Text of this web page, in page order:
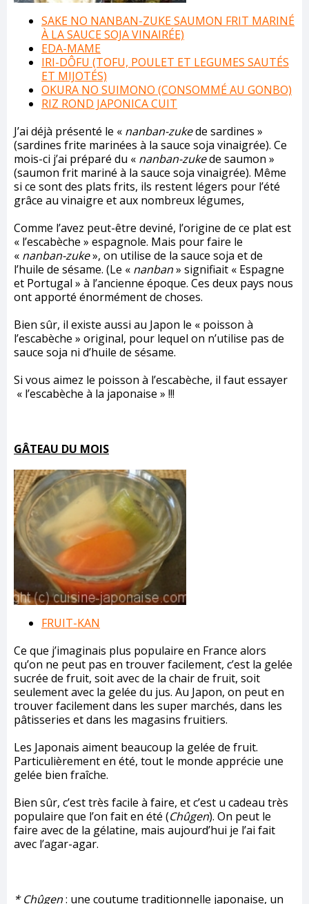
SAKE NO NANBAN-ZUKE SAUMON FRIT MARINÉ
À LA SAUCE SOJA VINAIRÉE)
EDA-MAME
IRI-DÔFU (TOFU, POULET ET LEGUMES SAUTÉS
ET MIJOTÉS)
OKURA NO SUIMONO (CONSOMMÉ AU GONBO)
RIZ ROND JAPONICA CUIT
J’ai déjà présenté le « nanban-zukede sardines »
(sardines frite marinées à la sauce soja vinaigrée). Ce
mois-ci j’ai préparé du « nanban-zukede saumon »
(saumon frit mariné à la sauce soja vinaigrée). Même
si ce sont des plats frits, ils restent légers pour l’été
grâce au vinaigre et aux nombreux légumes,
Comme l’avez peut-être deviné, l’origine de ce plat est
« l’escabèche » espagnole. Mais pour faire le
« nanban-zuke», on utilise de la sauce soja et de
l’huile de sésame. (Le « nanban» signifiait « Espagne
et Portugal » à l’ancienne époque. Ces deux pays nous
ont apporté énormément de choses.
Bien sûr, il existe aussi au Japon le « poisson à
l’escabèche » original, pour lequel on n’utilise pas de
sauce soja ni d’huile de sésame.
Si vous aimez le poisson à l’escabèche, il faut essayer
« l’escabèche à la japonaise » !!!
GÂTEAU DU MOIS
FRUIT-KAN
Ce que j’imaginais plus populaire en France alors
qu’on ne peut pas en trouver facilement, c’est la gelée
sucrée de fruit, soit avec de la chair de fruit, soit
seulement avec la gelée du jus. Au Japon, on peut en
trouver facilement dans les super marchés, dans les
pâtisseries et dans les magasins fruitiers.
Les Japonais aiment beaucoup la gelée de fruit.
Particulièrement en été, tout le monde apprécie une
gelée bien fraîche.
Bien sûr, c’est très facile à faire, et c’est u cadeau très
populaire que l’on fait en été (Chûgen). On peut le
faire avec de la gélatine, mais aujourd’hui je l’ai fait
avec l’agar-agar.
* Chûgen: une coutume traditionnelle japonaise, un